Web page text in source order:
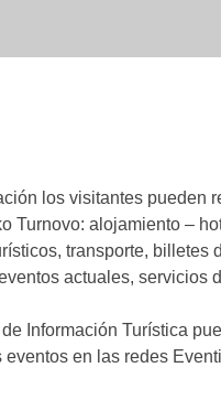
los visitantes pueden
Turnovo: alojamiento –
transporte, billetes
actuales, servicios
Información Turística
en las redes